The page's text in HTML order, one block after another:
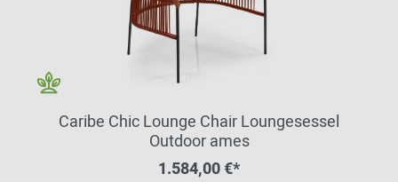
Caribe Chic Lounge Chair Loungesessel
Outdoor ames
1.584,00 €*